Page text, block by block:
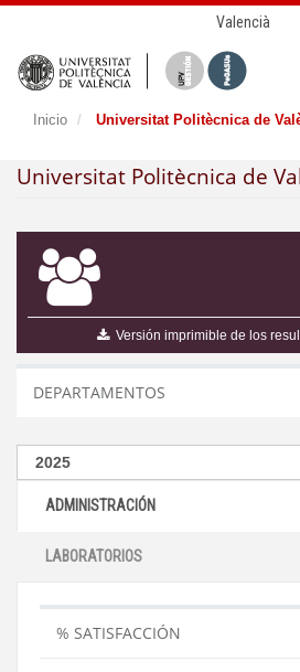
Valencià
Inicio Universitat Politècnica de
Universitat Politècnica de
Versión imprimible de los
DEPARTAMENTOS
ADMINISTRACIÓN
LABORATORIOS
% SATISFACCIÓN